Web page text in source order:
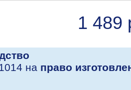
1 489
на право